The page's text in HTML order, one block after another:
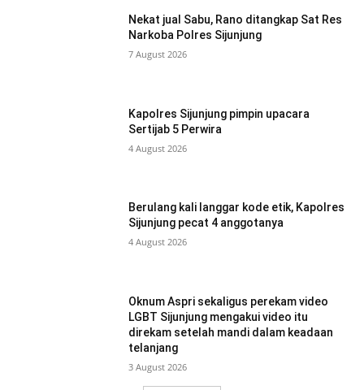
Nekat jual Sabu, Rano ditangkap Sat Res
Narkoba Polres Sijunjung
7 August 2026
Kapolres Sijunjung pimpin upacara
Sertijab 5 Perwira
4 August 2026
Berulang kali langgar kode etik, Kapolres
Sijunjung pecat 4 anggotanya
4 August 2026
Oknum Aspri sekaligus perekam video
LGBT Sijunjung mengakui video itu
direkam setelah mandi dalam keadaan
telanjang
3 August 2026